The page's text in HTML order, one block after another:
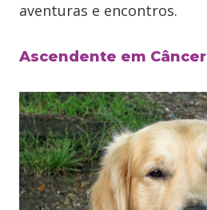
aventuras e encontros.
Ascendente em Câncer